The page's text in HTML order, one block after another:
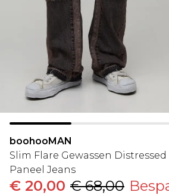
boohooMAN
Slim Flare Gewassen Distressed
Paneel Jeans
€ 20,00 € 68,00